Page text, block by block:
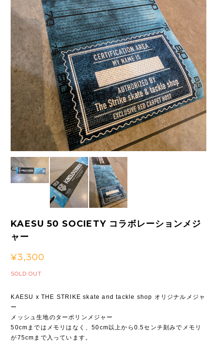
KAESU 50 SOCIETY コラボレーションメジ
ャー
¥3,300
SOLD OUT
KAESU x THE STRIKE skate and tackle shop オリジナルメジャ
ー
メッシュ生地のターポリンメジャー
50cmまではメモリはなく、50cm以上から0.5センチ刻みでメモリ
が75cmまで入っています。